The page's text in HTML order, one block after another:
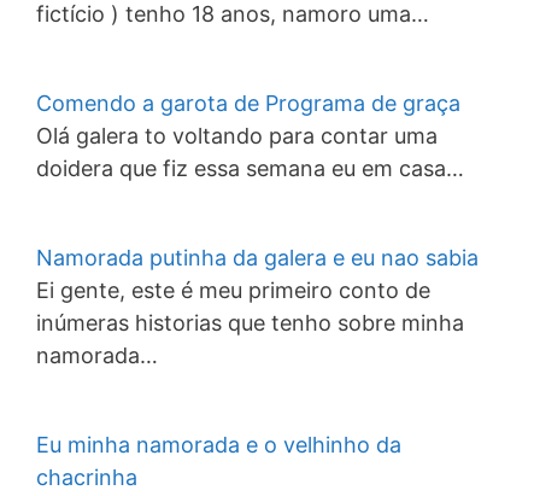
fictício ) tenho 18 anos, namoro uma…
Comendo a garota de Programa de graça
Olá galera to voltando para contar uma
doidera que fiz essa semana eu em casa…
Namorada putinha da galera e eu nao sabia
Ei gente, este é meu primeiro conto de
inúmeras historias que tenho sobre minha
namorada…
Eu minha namorada e o velhinho da
chacrinha